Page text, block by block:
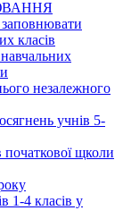
заповнювати
класів
незалежного
учнів 5-
початкової щколи
1-4 класів у